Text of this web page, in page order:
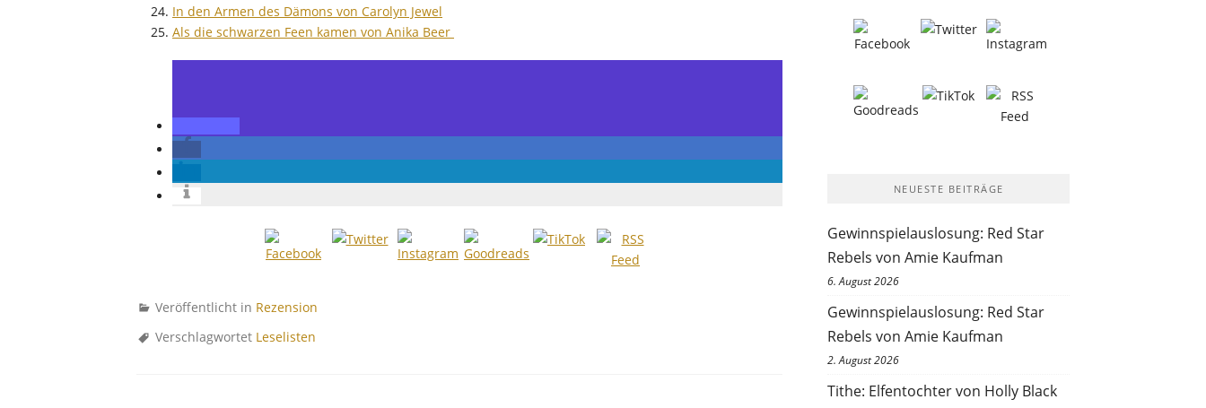
In den Armen des Dämons von Carolyn Jewel
Als die schwarzen Feen kamen von Anika Beer
Veröffentlicht in Rezension
Verschlagwortet Leselisten
NEUESTE BEITRÄGE
Gewinnspielauslosung: Red Star
Rebels von Amie Kaufman
6. August 2026
Gewinnspielauslosung: Red Star
Rebels von Amie Kaufman
2. August 2026
Tithe: Elfentochter von Holly Black